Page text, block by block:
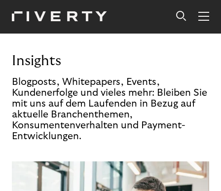
Insights
Blogposts, Whitepapers, Events,
Kundenerfolge und vieles mehr: Bleiben Sie
mit uns auf dem Laufenden in Bezug auf
aktuelle Branchenthemen,
Konsumentenverhalten und Payment-
Entwicklungen.